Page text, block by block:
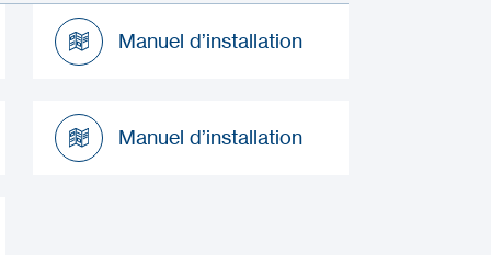
Manuel d’installation
Manuel d’installation